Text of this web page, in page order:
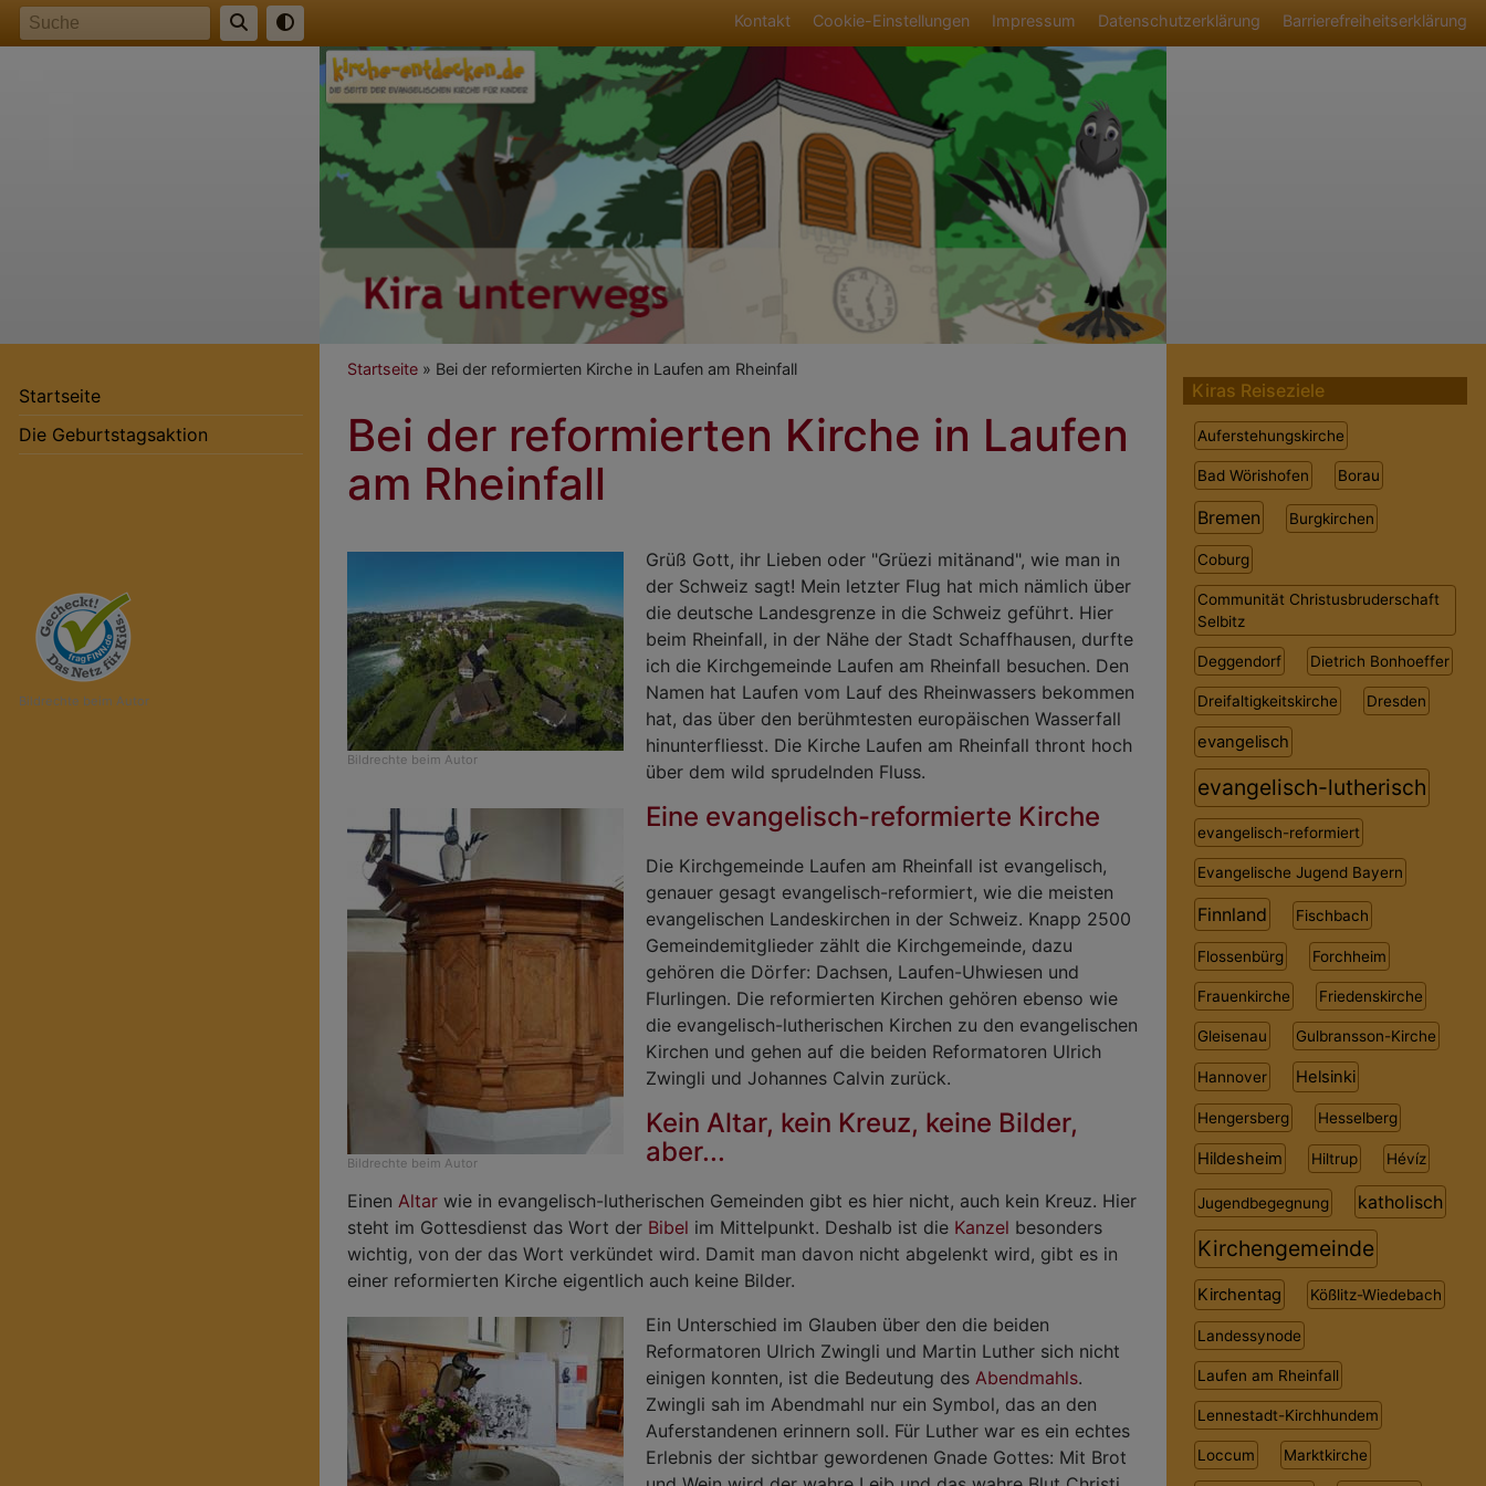
Direkt
zum
Fußbereichsmenü
Kontakt Cookie-Einstellungen Impressum Datenschutzerklärung Barrierefreiheitserklärung
Hauptnavigation
Startseite
Die Geburtstagsaktion
Bildrechte beim Autor
Breadcrumb
Startseite Bei der reformierten Kirche in Laufen am Rheinfall
Bei der reformierten Kirche in Laufen
am Rheinfall
Bildrechte beim Autor
Grüß Gott, ihr Lieben oder "Grüezi mitänand", wie man in
der Schweiz sagt! Mein letzter Flug hat mich nämlich über
die deutsche Landesgrenze in die Schweiz geführt. Hier
beim Rheinfall, in der Nähe der Stadt Schaffhausen, durfte
ich die Kirchgemeinde Laufen am Rheinfall besuchen. Den
Namen hat Laufen vom Lauf des Rheinwassers bekommen
hat, das über den berühmtesten europäischen Wasserfall
hinunterfliesst. Die Kirche Laufen am Rheinfall thront hoch
über dem wild sprudelnden Fluss.
Bildrechte beim Autor
Eine evangelisch-reformierte Kirche
Die Kirchgemeinde Laufen am Rheinfall ist evangelisch,
genauer gesagt evangelisch-reformiert, wie die meisten
evangelischen Landeskirchen in der Schweiz. Knapp 2500
Gemeindemitglieder zählt die Kirchgemeinde, dazu
gehören die Dörfer: Dachsen, Laufen-Uhwiesen und
Flurlingen. Die reformierten Kirchen gehören ebenso wie
die evangelisch-lutherischen Kirchen zu den evangelischen
Kirchen und gehen auf die beiden Reformatoren Ulrich
Zwingli und Johannes Calvin zurück.
Kein Altar, kein Kreuz, keine Bilder,
aber...
EinenAltar wie in evangelisch-lutherischen Gemeinden gibt es hier nicht, auch kein Kreuz. Hier
steht im Gottesdienst das Wort der Bibel im Mittelpunkt. Deshalb ist die Kanzel besonders
wichtig, von der das Wort verkündet wird. Damit man davon nicht abgelenkt wird, gibt es in
einer reformierten Kirche eigentlich auch keine Bilder.
Ein Unterschied im Glauben über den die beiden
Reformatoren Ulrich Zwingli und Martin Luther sich nicht
einigen konnten, ist die Bedeutung desAbendmahls.
Zwingli sah im Abendmahl nur ein Symbol, das an den
Auferstandenen erinnern soll. Für Luther war es ein echtes
Erlebnis der sichtbar gewordenen Gnade Gottes: Mit Brot
Kiras Reiseziele
Auferstehungskirche
Bad Wörishofen Borau
Bremen Burgkirchen
Coburg
Communität Christusbruderschaft
Selbitz
Deggendorf Dietrich Bonhoeffer
Dreifaltigkeitskirche Dresden
evangelisch
evangelisch-lutherisch
evangelisch-reformiert
Evangelische Jugend Bayern
Finnland Fischbach
Flossenbürg Forchheim
Frauenkirche Friedenskirche
Gleisenau Gulbransson-Kirche
Hannover Helsinki
Hengersberg Hesselberg
Hildesheim Hiltrup Hévíz
Jugendbegegnung katholisch
Kirchengemeinde
Kirchentag Kößlitz-Wiedebach
Landessynode
Laufen am Rheinfall
Lennestadt-Kirchhundem
Loccum Marktkirche